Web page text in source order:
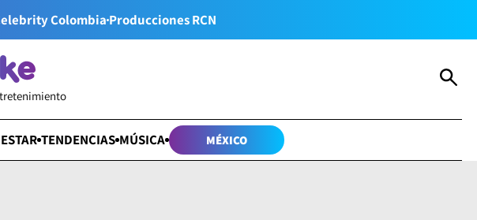
ColombiaProducciones RCN
TENDENCIAS MÚSICA MÉXICO